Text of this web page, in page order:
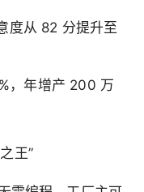
度从 82 分提升至
，年增产 200 万
王”